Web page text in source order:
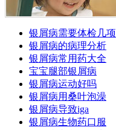
银屑病需要体检几项
银屑病的病理分析
银屑病常用药大全
宝宝腿部银屑病
银屑病运动好吗
银屑病用桑叶泡澡
银屑病导致iga
银屑病生物药口服